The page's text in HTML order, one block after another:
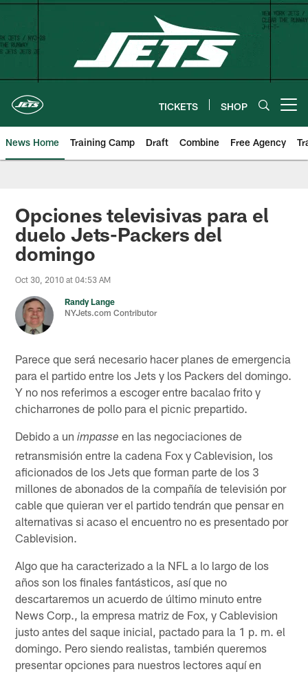
Skip
content
TICKETS SHOP
News Home Training Camp Draft Combine Free Agency
Opciones televisivas para el
duelo Jets-Packers del
domingo
Oct 30, 2010 at 04:53 AM
Randy Lange
NYJets.com Contributor
Parece que será necesario hacer planes de emergencia
para el partido entre los Jets y los Packers del domingo.
Y no nos referimos a escoger entre bacalao frito y
chicharrones de pollo para el picnic prepartido.
Debido a unimpasse en las negociaciones de
retransmisión entre la cadena Fox y Cablevision, los
aficionados de los Jets que forman parte de los 3
millones de abonados de la compañía de televisión por
cable que quieran ver el partido tendrán que pensar en
alternativas si acaso el encuentro no es presentado por
Cablevision.
Algo que ha caracterizado a la NFL a lo largo de los
años son los finales fantásticos, así que no
descartaremos un acuerdo de último minuto entre
News Corp., la empresa matriz de Fox, y Cablevision
justo antes del saque inicial, pactado para la 1 p. m. el
domingo. Pero siendo realistas, también queremos
presentar opciones para nuestros lectores aquí en